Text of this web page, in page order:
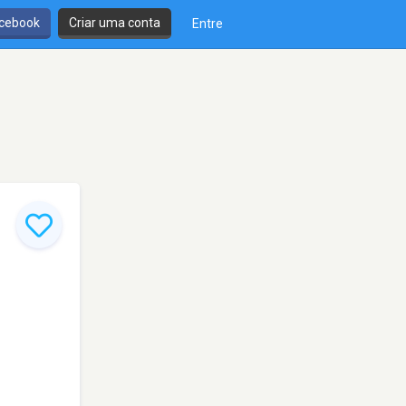
Criar uma conta Entre